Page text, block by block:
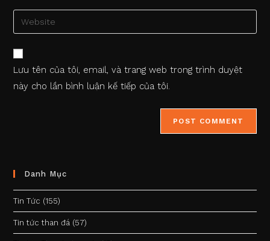
to
comment
email
address
your
URL
(optional)
Lưu tên của tôi, email, và trang web trong trình duyệt
này cho lần bình luận kế tiếp của tôi.
Danh Mục
Tin Tức (155)
Tin tức than đá (57)